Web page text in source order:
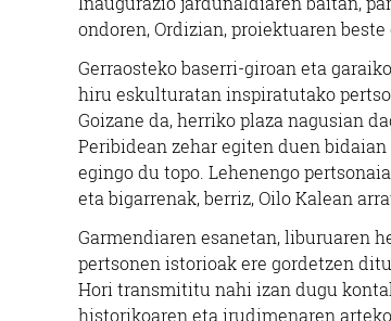
ondoren, Ordizian, proiektuaren
Gerraosteko baserri-giroan eta
hiru eskulturatan inspiratutako
Goizane da, herriko plaza nagusian
Peribidean zehar egiten duen
egingo du topo. Lehenengo
eta bigarrenak, berriz, Oilo Kalean
Garmendiaren esanetan, liburuaren
pertsonen istorioak ere gordetzen
Hori transmititu nahi izan dugu
historikoaren eta irudimenaren